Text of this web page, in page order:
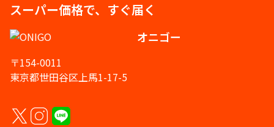
スーパー価格で、すぐ届く
オニゴー
〒154-0011
東京都世田谷区上馬1-17-5